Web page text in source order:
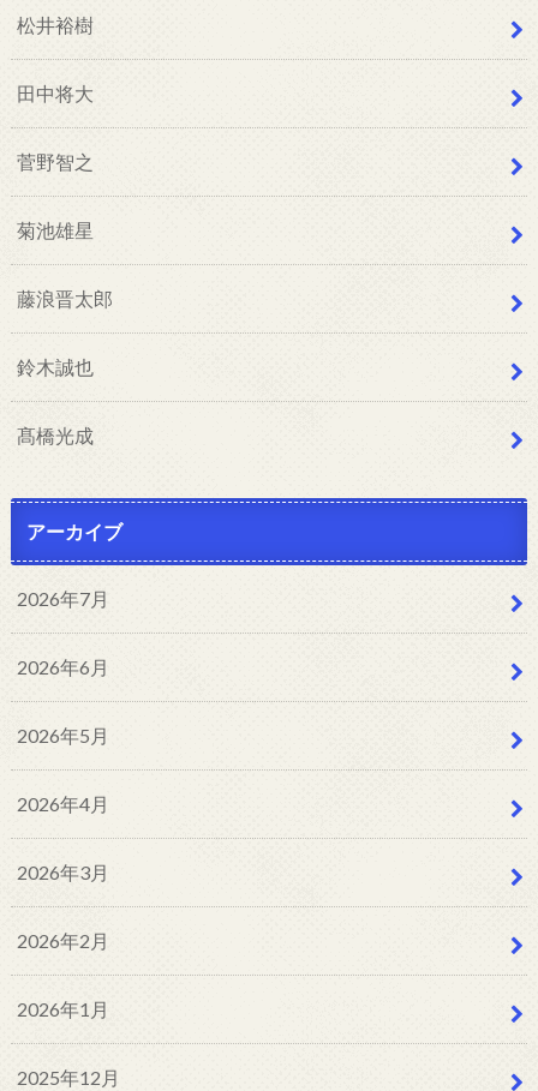
松井裕樹
田中将大
菅野智之
菊池雄星
藤浪晋太郎
鈴木誠也
髙橋光成
アーカイブ
2026年7月
2026年6月
2026年5月
2026年4月
2026年3月
2026年2月
2026年1月
2025年12月